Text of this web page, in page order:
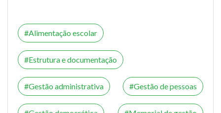
Alimentação escolar
Estrutura e documentação
Gestão administrativa Gestão de pessoas